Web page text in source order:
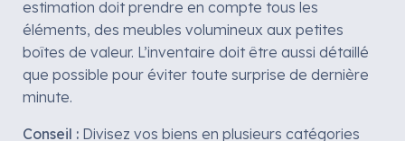
estimation doit prendre en compte tous les
éléments, des meubles volumineux aux petites
boîtes de valeur. L’inventaire doit être aussi détaillé
que possible pour éviter toute surprise de dernière
minute.
Conseil : Divisez vos biens en plusieurs catégories